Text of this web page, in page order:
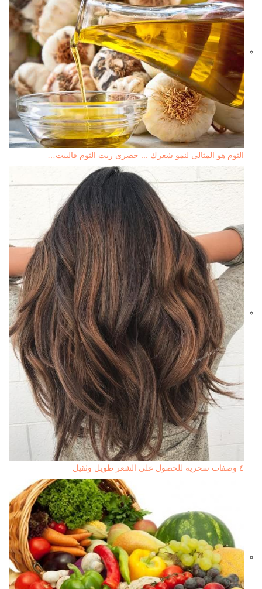
الثوم هو المثالى لنمو شعرك ... حضرى زيت الثوم فالبيت…
٤ وصفات سحرية للحصول علي الشعر طويل وثقيل